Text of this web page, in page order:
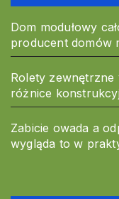
Dom modułowy
producent domów
Rolety zewnętrzne
różnice
Zabicie owada a
wygląda to w